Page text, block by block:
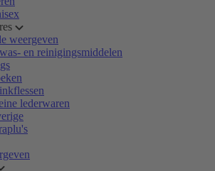
weergeven
en reinigingsmiddelen
lederwaren